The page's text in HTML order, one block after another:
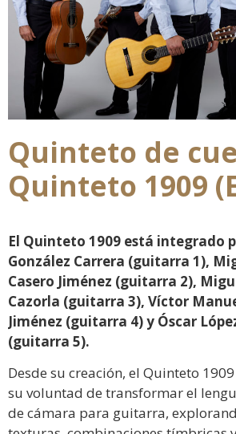
Quinteto de
Quinteto 1909
El Quinteto 1909 está integrado
González Carrera (guitarra 1),
Casero Jiménez (guitarra 2),
Cazorla (guitarra 3), Víctor
Jiménez (guitarra 4) y Óscar
(guitarra 5).
Desde su creación, el Quinteto
su voluntad de transformar el
de cámara para guitarra,